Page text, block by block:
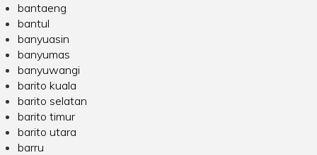
bantaeng
bantul
banyuasin
banyumas
banyuwangi
barito kuala
barito selatan
barito timur
barito utara
barru